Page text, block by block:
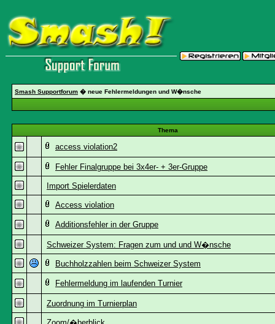
Smash Supportforum � neue Fehlermeldungen und W�nsche
Thema
access violation2
Fehler Finalgruppe bei 3x4er- + 3er-Gruppe
Import Spielerdaten
Access violation
Additionsfehler in der Gruppe
Schweizer System: Fragen zum und und W�nsche
Buchholzzahlen beim Schweizer System
Fehlermeldung im laufenden Turnier
Zuordnung im Turnierplan